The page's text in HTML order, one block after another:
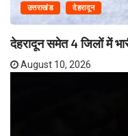
उत्तराखंड देहरादून
देहरादून समेत 4 जिलों में
August 10, 2026